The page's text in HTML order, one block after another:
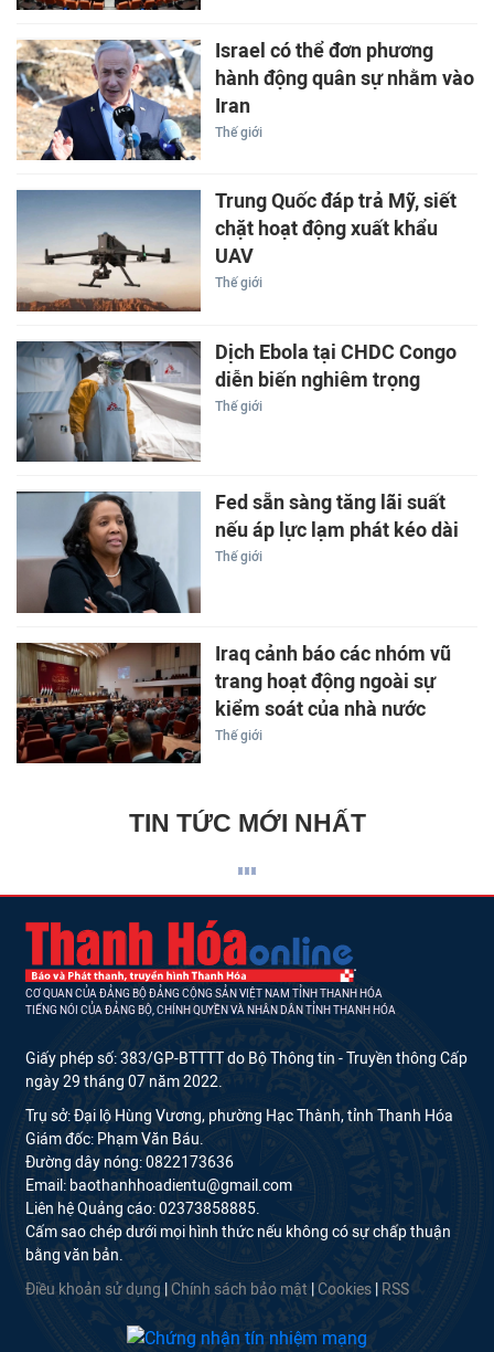
Israel có thể đơn phương
hành động quân sự nhằm vào
Iran
Thế giới
Trung Quốc đáp trả Mỹ, siết
chặt hoạt động xuất khẩu
UAV
Thế giới
Dịch Ebola tại CHDC Congo
diễn biến nghiêm trọng
Thế giới
Fed sẵn sàng tăng lãi suất
nếu áp lực lạm phát kéo dài
Thế giới
Iraq cảnh báo các nhóm vũ
trang hoạt động ngoài sự
kiểm soát của nhà nước
Thế giới
TIN TỨC MỚI NHẤT
CƠ QUAN CỦA ĐẢNG BỘ ĐẢNG CỘNG SẢN VIỆT NAM TỈNH THANH HÓA
TIẾNG NÓI CỦA ĐẢNG BỘ, CHÍNH QUYỀN VÀ NHÂN DÂN TỈNH THANH HÓA
Giấy phép số: 383/GP-BTTTT do Bộ Thông tin - Truyền thông Cấp
ngày 29 tháng 07 năm 2022.
Trụ sở: Đại lộ Hùng Vương, phường Hạc Thành, tỉnh Thanh Hóa
Giám đốc: Phạm Văn Báu.
Đường dây nóng: 0822173636
Email: baothanhhoadientu@gmail.com
Liên hệ Quảng cáo: 02373858885.
Cấm sao chép dưới mọi hình thức nếu không có sự chấp thuận
bằng văn bản.
Điều khoản sử dụng Chính sách bảo mật Cookies RSS